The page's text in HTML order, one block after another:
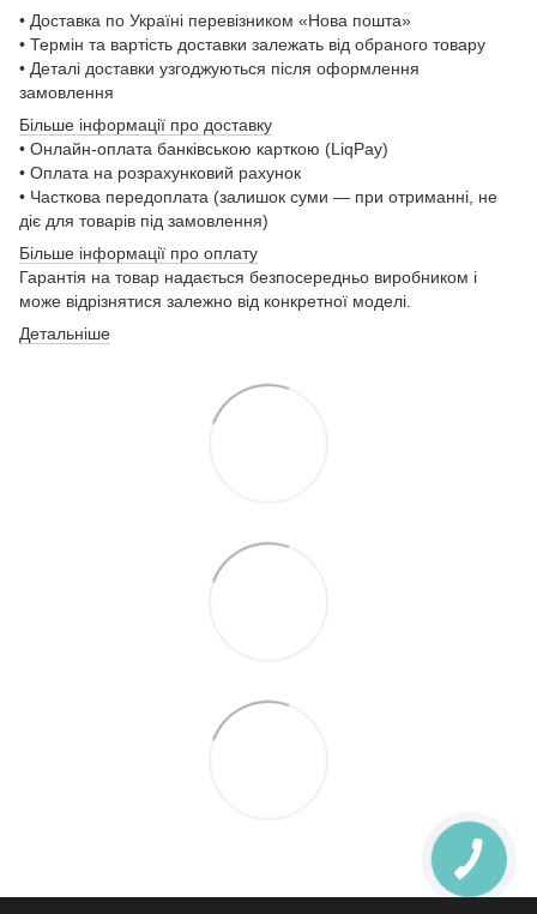
• Доставка по Україні перевізником «Нова пошта»
• Термін та вартість доставки залежать від обраного товару
• Деталі доставки узгоджуються після оформлення
замовлення
Більше інформації про доставку
• Онлайн-оплата банківською карткою (LiqPay)
• Оплата на розрахунковий рахунок
• Часткова передоплата (залишок суми — при отриманні, не
діє для товарів під замовлення)
Більше інформації про оплату
Гарантія на товар надається безпосередньо виробником і
може відрізнятися залежно від конкретної моделі.
Детальніше